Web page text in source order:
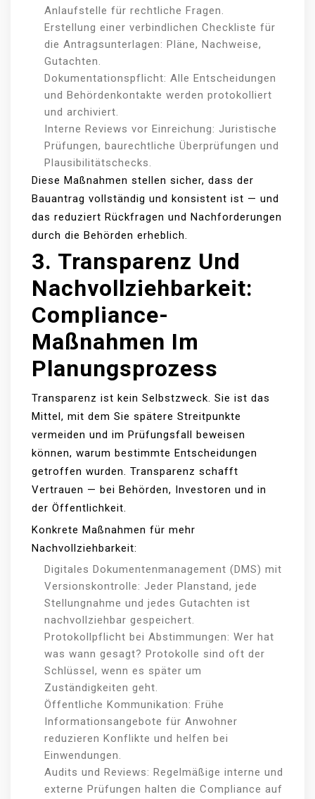
Anlaufstelle für rechtliche Fragen.
Erstellung einer verbindlichen Checkliste für
die Antragsunterlagen: Pläne, Nachweise,
Gutachten.
Dokumentationspflicht: Alle Entscheidungen
und Behördenkontakte werden protokolliert
und archiviert.
Interne Reviews vor Einreichung: Juristische
Prüfungen, baurechtliche Überprüfungen und
Plausibilitätschecks.
Diese Maßnahmen stellen sicher, dass der
Bauantrag vollständig und konsistent ist — und
das reduziert Rückfragen und Nachforderungen
durch die Behörden erheblich.
3. Transparenz Und
Nachvollziehbarkeit:
Compliance-
Maßnahmen Im
Planungsprozess
Transparenz ist kein Selbstzweck. Sie ist das
Mittel, mit dem Sie spätere Streitpunkte
vermeiden und im Prüfungsfall beweisen
können, warum bestimmte Entscheidungen
getroffen wurden. Transparenz schafft
Vertrauen — bei Behörden, Investoren und in
der Öffentlichkeit.
Konkrete Maßnahmen für mehr
Nachvollziehbarkeit:
Digitales Dokumentenmanagement (DMS) mit
Versionskontrolle: Jeder Planstand, jede
Stellungnahme und jedes Gutachten ist
nachvollziehbar gespeichert.
Protokollpflicht bei Abstimmungen: Wer hat
was wann gesagt? Protokolle sind oft der
Schlüssel, wenn es später um
Zuständigkeiten geht.
Öffentliche Kommunikation: Frühe
Informationsangebote für Anwohner
reduzieren Konflikte und helfen bei
Einwendungen.
Audits und Reviews: Regelmäßige interne und
externe Prüfungen halten die Compliance auf